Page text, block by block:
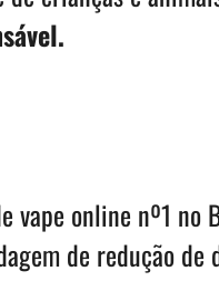
vape online nº1 no
de redução